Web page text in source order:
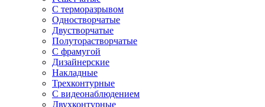
С терморазрывом
Одностворчатые
Двустворчатые
Полуторастворчатые
С фрамугой
Дизайнерские
Накладные
Трехконтурные
С видеонаблюдением
Двухконтурные